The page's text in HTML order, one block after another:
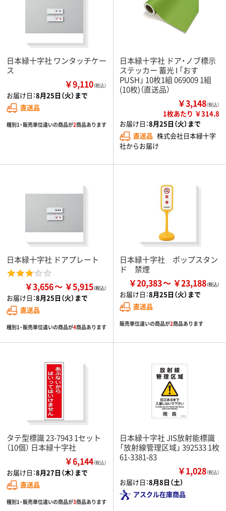
日本緑十字社 ワンタッチケー
ス
￥9,110（税込）
お届け日：8月25日（火）まで
直送品
種別1・販売単位違いの商品が2商品あります
日本緑十字社 ドア・ノブ標示
ステッカー 蓄光 I 「おす
PUSH」 10枚1組 069009 1組
(10枚)（直送品）
￥3,148（税込）
1枚あたり ￥314.8
お届け日：8月25日（火）まで
直送品 株式会社日本緑十字
社からお届け
日本緑十字社 ドアプレート
￥3,656 ￥5,915
お届け日：8月25日（火）まで
直送品
種別1・販売単位違いの商品が4商品あります
日本緑十字社 ポップスタン
ド 禁煙
￥20,383 ￥23,188
お届け日：8月25日（火）まで
直送品
販売単位違いの商品が2商品あります
タテ型標識 23-7943 1セット
（10個） 日本緑十字社
￥6,144（税込）
お届け日：8月27日（木）まで
直送品
種別1・販売単位違いの商品が3商品あります
日本緑十字社 JIS放射能標識
「放射線管理区域」 392533 1枚
61-3381-83
￥1,028（税込）
お届け日：8月8日（土）
アスクル在庫商品